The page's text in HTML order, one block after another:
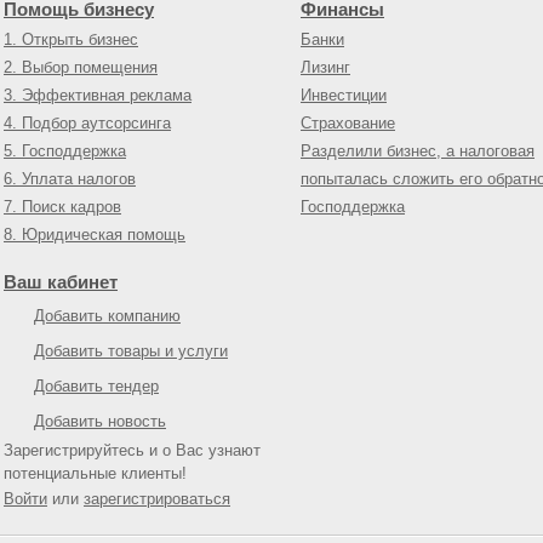
Помощь бизнесу
1. Открыть бизнес
2. Выбор помещения
3. Эффективная реклама
4. Подбор аутсорсинга
5. Господдержка
6. Уплата налогов
7. Поиск кадров
8. Юридическая помощь
Финансы
Банки
Лизинг
Инвестиции
Страхование
Разделили бизнес, а налоговая
попыталась сложить его
Господдержка
Ваш кабинет
Добавить компанию
Добавить товары и услуги
Добавить тендер
Добавить новость
Зарегистрируйтесь и о Вас узнают
потенциальные клиенты!
Войти или зарегистрироваться